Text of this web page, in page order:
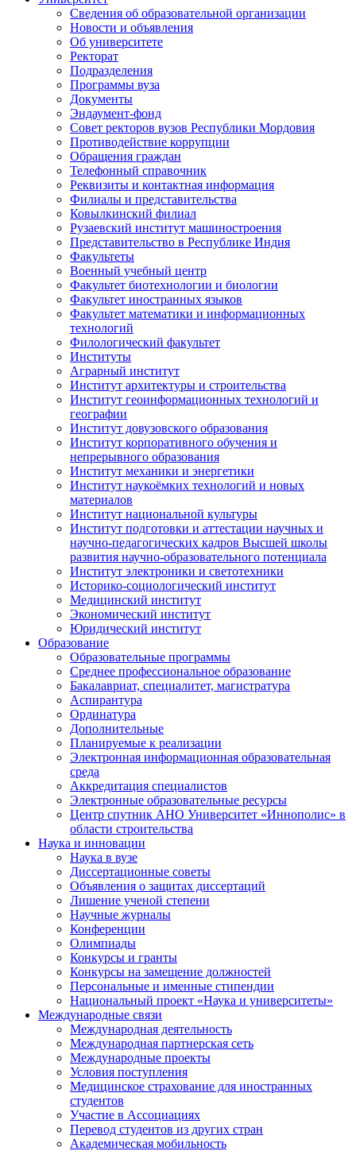
Сведения об образовательной организации
Новости и объявления
Об университете
Ректорат
Подразделения
Программы вуза
Документы
Эндаумент-фонд
Совет ректоров вузов Республики Мордовия
Противодействие коррупции
Обращения граждан
Телефонный справочник
Реквизиты и контактная информация
Филиалы и представительства
Ковылкинский филиал
Рузаевский институт машиностроения
Представительство в Республике Индия
Факультеты
Военный учебный центр
Факультет биотехнологии и биологии
Факультет иностранных языков
Факультет математики и информационных
технологий
Филологический факультет
Институты
Аграрный институт
Институт архитектуры и строительства
Институт геоинформационных технологий и
географии
Институт довузовского образования
Институт корпоративного обучения и
непрерывного образования
Институт механики и энергетики
Институт наукоёмких технологий и новых
материалов
Институт национальной культуры
Институт подготовки и аттестации научных и
научно-педагогических кадров Высшей школы
развития научно-образовательного потенциала
Институт электроники и светотехники
Историко-социологический институт
Медицинский институт
Экономический институт
Юридический институт
Образование
Образовательные программы
Среднее профессиональное образование
Бакалавриат, специалитет, магистратура
Аспирантура
Ординатура
Дополнительные
Планируемые к реализации
Электронная информационная образовательная
среда
Аккредитация специалистов
Электронные образовательные ресурсы
Центр спутник АНО Университет «Иннополис» в
области строительства
Наука и инновации
Наука в вузе
Диссертационные советы
Объявления о защитах диссертаций
Лишение ученой степени
Научные журналы
Конференции
Олимпиады
Конкурсы и гранты
Конкурсы на замещение должностей
Персональные и именные стипендии
Национальный проект «Наука и университеты»
Международные связи
Международная деятельность
Международная партнерская сеть
Международные проекты
Условия поступления
Медицинское страхование для иностранных
студентов
Участие в Ассоциациях
Перевод студентов из других стран
Академическая мобильность